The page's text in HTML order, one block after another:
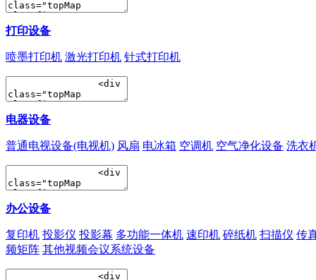
打印设备
喷墨打印机 激光打印机 针式打印机
电器设备
普通电视设备(电视机) 风扇 电冰箱 空调机 空气净化设备 洗衣
办公设备
复印机 投影仪 投影幕 多功能一体机 速印机 碎纸机 扫描仪 传
频矩阵 其他视频会议系统设备